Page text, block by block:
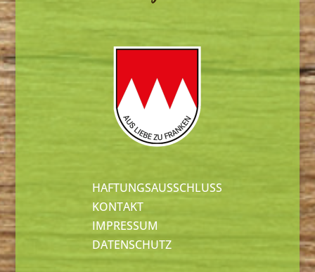
HAFTUNGSAUSSCHLUSS
KONTAKT
IMPRESSUM
DATENSCHUTZ